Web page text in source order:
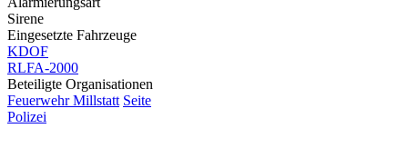
Sirene
Eingesetzte Fahrzeuge
KDOF
RLFA-2000
Beteiligte Organisationen
Feuerwehr Millstatt Seite
Polizei